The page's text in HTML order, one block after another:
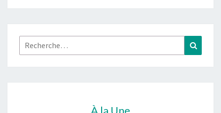
Rechercher :